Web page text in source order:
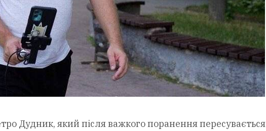
Дудник, який після важкого поранення пересувається